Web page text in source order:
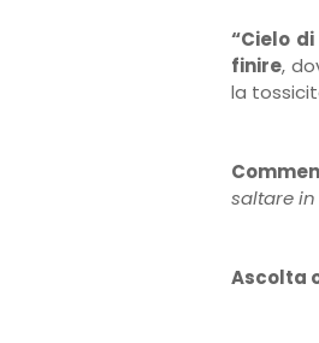
“Cielo
finire,
la
saltare
Ascolta